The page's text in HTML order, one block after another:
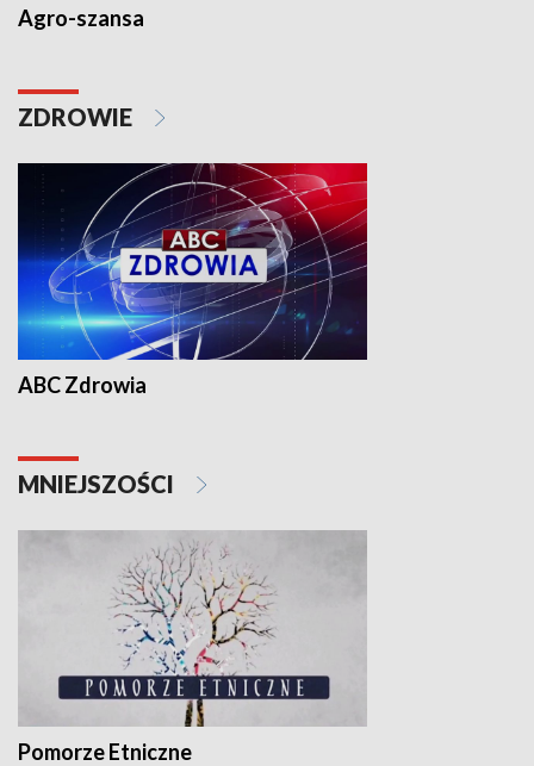
Agro-szansa
ZDROWIE
ABC Zdrowia
MNIEJSZOŚCI
Pomorze Etniczne